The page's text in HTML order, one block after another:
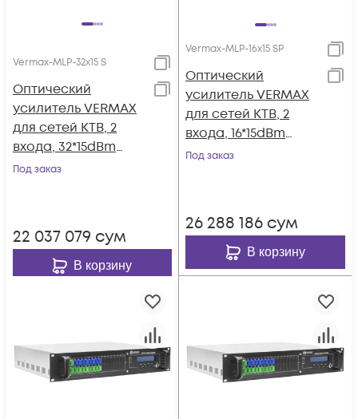
Vermax-MLP-32x15 S
Оптический
усилитель VERMAX
для сетей КТВ, 2
входа, 32*15dBm
выхода
Под заказ
22 037 079 сум
В корзину
Vermax-MLP-16x15 SP
Оптический
усилитель VERMAX
для сетей КТВ, 2
входа, 16*15dBm
выхода, WDM
Под заказ
26 288 186 сум
В корзину